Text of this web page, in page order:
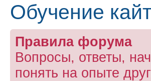
Обучение
Правила форума
Вопросы, ответы,
понять на опыте